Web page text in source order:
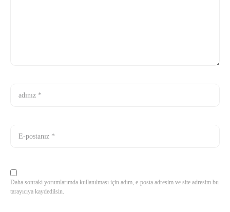
Daha sonraki yorumlarımda kullanılması için adım, e-posta adresim ve site adresim bu
tarayıcıya kaydedilsin.